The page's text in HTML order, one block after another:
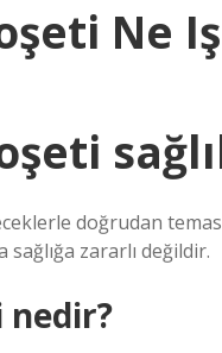
Ne
doğrudan
sağlığa zararlı değildir.
nedir?